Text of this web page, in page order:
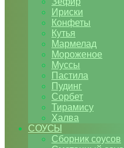
Ириски
Конфеты
Кутья
Мармелад
Мороженое
Муссы
Пастила
Пудинг
Сорбет
Тирамису
Халва
СОУСЫ
Сборник соусов